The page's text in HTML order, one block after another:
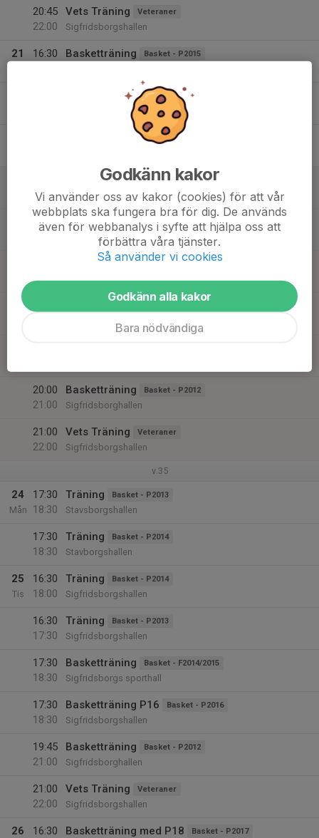
20:45
22:00
Vets Träning Veteraner
Sigfridsborgshallen
21
16:30
Basketträning Basket - P2015
Kickoff basket P2015 Ny
Badet i Strålsjön
Matchkväll P14 m.fl. Basket - P2014
12:00
Basketträning extra Basket - P2014
Sigfridsborgshallen
14:00
Basketträning extra Basket - P2014
Sigfridsborgshallen
19:15
Basketträning P2015 Ny Basket - P2015 Ny
Sigfridsborgshallen
Sigfridsborgskolans sporthall
20:00
21:00
Basketträning Basket - P2012
Sigfridsborghallen
21:00
22:00
Vets Träning Veteraner
Sigfridsborgshallen
v.35
24
Mån
17:30
18:30
Träning Basket - P2013
Stavsborgshallen
17:30
18:30
Träning Basket - P2014
Stavborgshallen
25
Tis
16:30
18:00
Träning Basket - P2014
Sigfridsborgshallen
16:30
17:30
Träning Basket - P2013
Sigfridsborgshallen
17:30
18:30
Basketträning Basket - F2014/2015
Sigfridsborgs sporthall
17:30
18:30
Basketträning P16 Basket - P2016
Sigfridsborgshallen
19:45
21:00
Basketträning Basket - P2012
Sigfridsborghallen
21:00
22:00
Vets Träning Veteraner
Sigfridsborgshallen
26
16:30
Basketträning med P18 Basket - P2017
Godkänn kakor
Vi använder oss av kakor (cookies) för att vår
webbplats ska fungera bra för dig. De används
även för webbanalys i syfte att hjälpa oss att
förbättra våra tjänster.
Så använder vi cookies
Godkänn alla kakor
Bara nödvändiga